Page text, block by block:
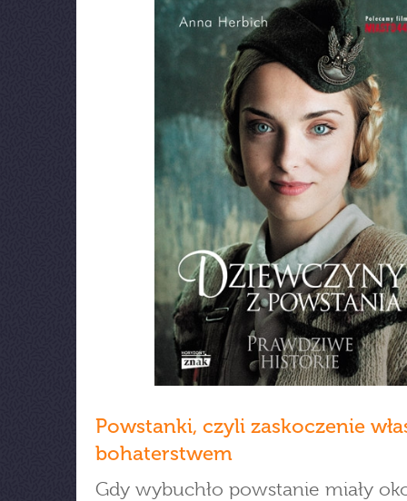
Powstanki, czyli zaskoczenie
bohaterstwem
Gdy wybuchło powstanie miały